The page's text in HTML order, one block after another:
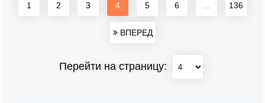
1 2 3 4 5 6 136
ВПЕРЕД
Перейти на страницу: